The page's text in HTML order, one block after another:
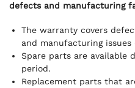
defects and manufacturing
The warranty covers
and manufacturing issues
Spare parts are available
period.
Replacement parts that